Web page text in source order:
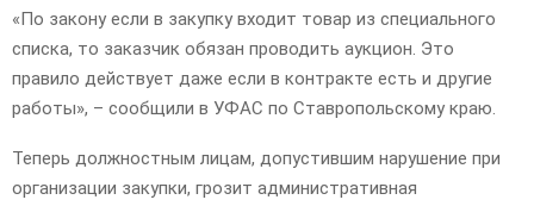
«По закону если в закупку входит товар из специального
списка, то заказчик обязан проводить аукцион. Это
правило действует даже если в контракте есть и другие
работы», – сообщили в УФАС по Ставропольскому краю.
Теперь должностным лицам, допустившим нарушение при
организации закупки, грозит административная